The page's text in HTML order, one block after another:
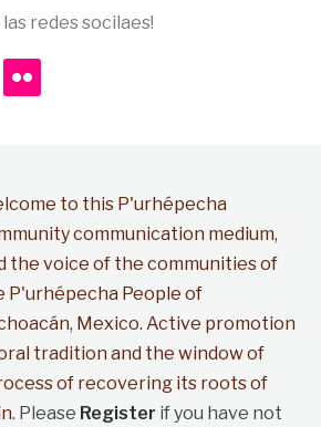
redes socilaes!
flickr
to this P'urhépecha
communication medium,
the voice of the communities of
P'urhépecha People of
Mexico. Active promotion
tradition and the window of
of recovering its roots of
Please Register if you have not